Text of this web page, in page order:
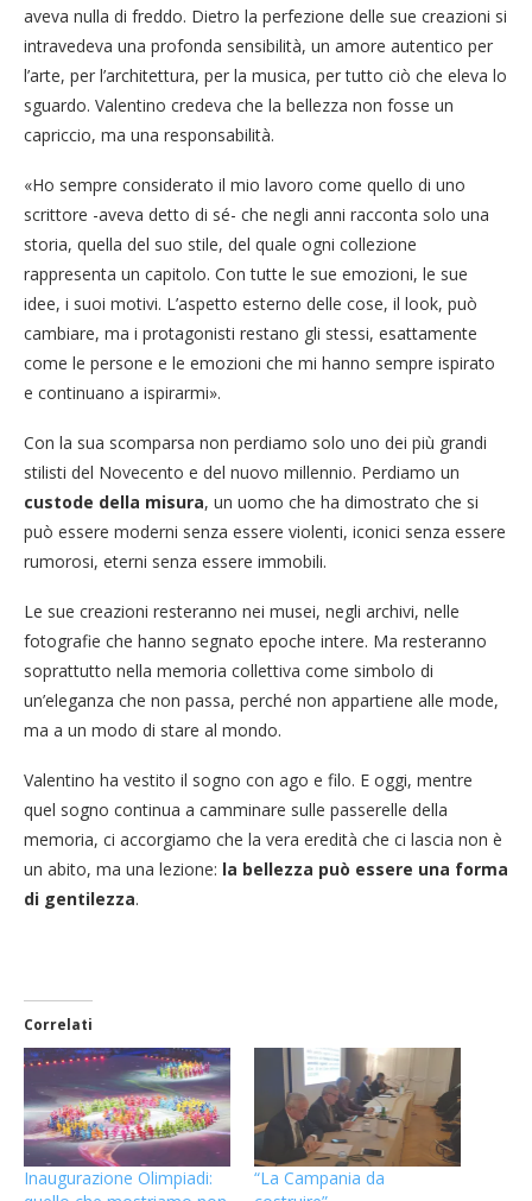
aveva nulla di freddo. Dietro la perfezione delle sue creazioni si
intravedeva una profonda sensibilità, un amore autentico per
l’arte, per l’architettura, per la musica, per tutto ciò che eleva lo
sguardo. Valentino credeva che la bellezza non fosse un
capriccio, ma una responsabilità.
«Ho sempre considerato il mio lavoro come quello di uno
scrittore -aveva detto di sé- che negli anni racconta solo una
storia, quella del suo stile, del quale ogni collezione
rappresenta un capitolo. Con tutte le sue emozioni, le sue
idee, i suoi motivi. L’aspetto esterno delle cose, il look, può
cambiare, ma i protagonisti restano gli stessi, esattamente
come le persone e le emozioni che mi hanno sempre ispirato
e continuano a ispirarmi».
Con la sua scomparsa non perdiamo solo uno dei più grandi
stilisti del Novecento e del nuovo millennio. Perdiamo un
custode della misura, un uomo che ha dimostrato che si
può essere moderni senza essere violenti, iconici senza essere
rumorosi, eterni senza essere immobili.
Le sue creazioni resteranno nei musei, negli archivi, nelle
fotografie che hanno segnato epoche intere. Ma resteranno
soprattutto nella memoria collettiva come simbolo di
un’eleganza che non passa, perché non appartiene alle mode,
ma a un modo di stare al mondo.
Valentino ha vestito il sogno con ago e filo. E oggi, mentre
quel sogno continua a camminare sulle passerelle della
memoria, ci accorgiamo che la vera eredità che ci lascia non è
un abito, ma una lezione: la bellezza può essere una forma
di gentilezza.
Correlati
Inaugurazione Olimpiadi:
“La Campania da